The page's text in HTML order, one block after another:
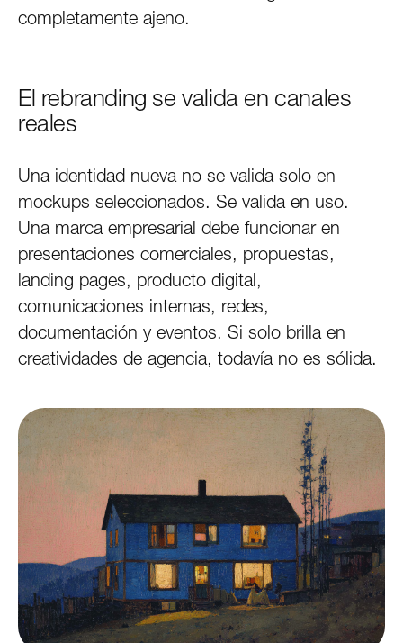
completamente ajeno.
El rebranding se valida en canales
reales
Una identidad nueva no se valida solo en
mockups seleccionados. Se valida en uso.
Una marca empresarial debe funcionar en
presentaciones comerciales, propuestas,
landing pages, producto digital,
comunicaciones internas, redes,
documentación y eventos. Si solo brilla en
creatividades de agencia, todavía no es sólida.